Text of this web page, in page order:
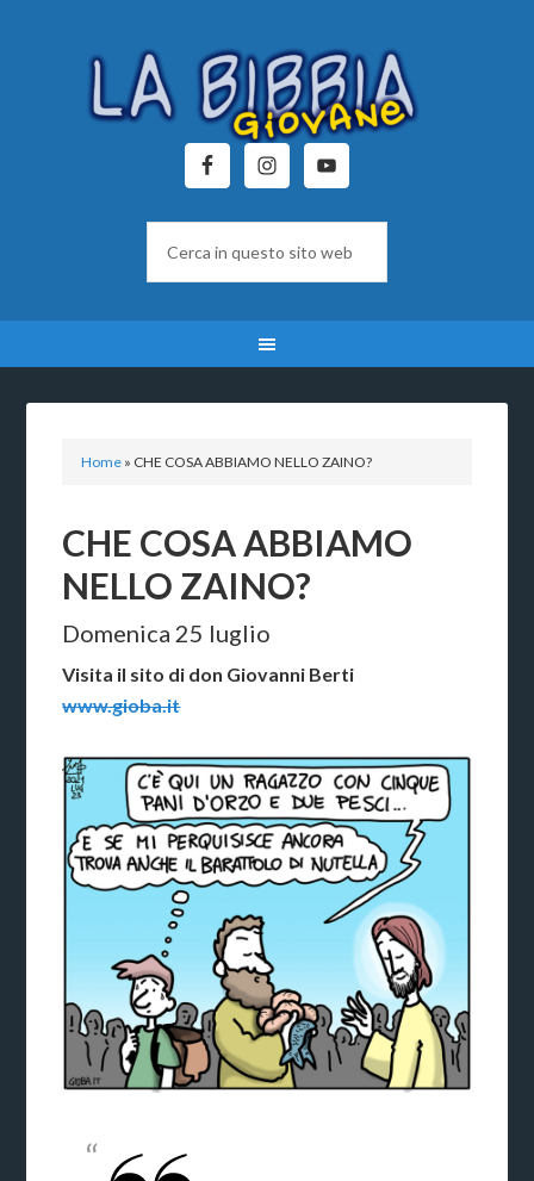
Home » CHE COSA ABBIAMO NELLO ZAINO?
CHE COSA ABBIAMO
NELLO ZAINO?
Domenica 25 luglio
Visita il sito di don Giovanni Berti
www.gioba.it